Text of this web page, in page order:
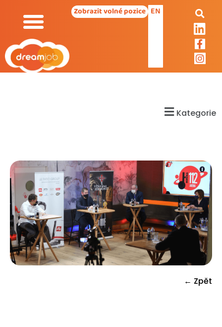
Zobrazit volné pozice EN
Kategorie
← Zpět